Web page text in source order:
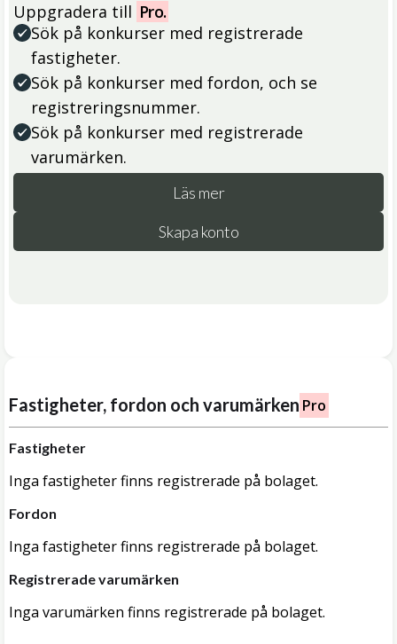
Uppgradera till Pro.
Sök på konkurser med registrerade
fastigheter.
Sök på konkurser med fordon, och se
registreringsnummer.
Sök på konkurser med registrerade
varumärken.
Läs mer
Skapa konto
Fastigheter, fordon och varumärken Pro
Fastigheter
Inga fastigheter finns registrerade på bolaget.
Fordon
Inga fastigheter finns registrerade på bolaget.
Registrerade varumärken
Inga varumärken finns registrerade på bolaget.